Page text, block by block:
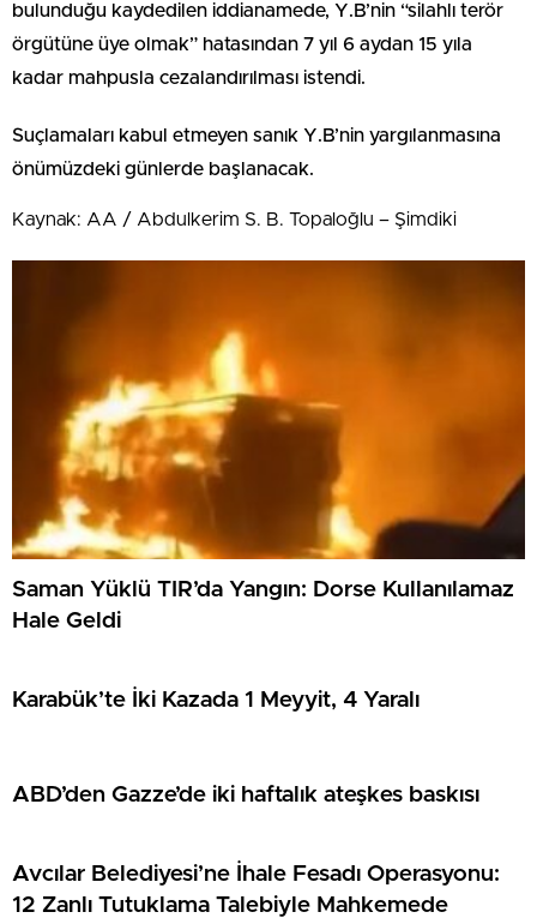
bulunduğu kaydedilen iddianamede, Y.B’nin “silahlı terör
örgütüne üye olmak” hatasından 7 yıl 6 aydan 15 yıla
kadar mahpusla cezalandırılması istendi.
Suçlamaları kabul etmeyen sanık Y.B’nin yargılanmasına
önümüzdeki günlerde başlanacak.
Kaynak: AA / Abdulkerim S. B. Topaloğlu – Şimdiki
Saman Yüklü TIR’da Yangın: Dorse Kullanılamaz
Hale Geldi
Karabük’te İki Kazada 1 Meyyit, 4 Yaralı
ABD’den Gazze’de iki haftalık ateşkes baskısı
Avcılar Belediyesi’ne İhale Fesadı Operasyonu:
12 Zanlı Tutuklama Talebiyle Mahkemede